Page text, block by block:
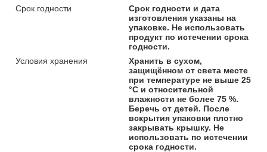
Срок годности
Срок годности и дата
изготовления указаны на
упаковке. Не использовать
продукт по истечении срока
годности.
Условия хранения
Хранить в сухом,
защищённом от света месте
при температуре не выше 25
°C и относительной
влажности не более 75 %.
Беречь от детей. После
вскрытия упаковки плотно
закрывать крышку. Не
использовать по истечении
срока годности.